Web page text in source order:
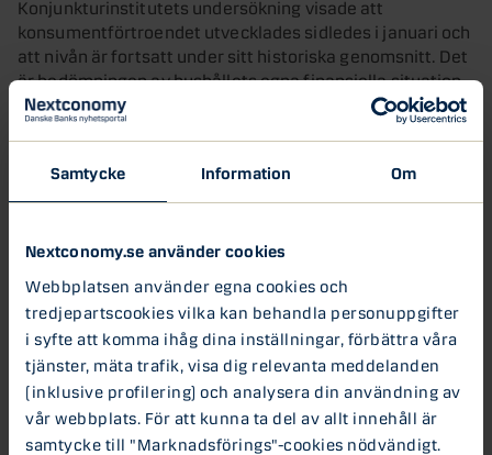
Samtycke Information Om
Nextconomy.se använder cookies
Webbplatsen använder egna cookies och
tredjepartscookies vilka kan behandla personuppgifter
i syfte att komma ihåg dina inställningar, förbättra våra
tjänster, mäta trafik, visa dig relevanta meddelanden
(inklusive profilering) och analysera din användning av
vår webbplats. För att kunna ta del av allt innehåll är
samtycke till "Marknadsförings"-cookies nödvändigt.
Konjunkturinstitutets undersökning visade att
konsumentförtroendet utvecklades sidledes i januari och
att nivån är fortsatt under sitt historiska genomsnitt. Det
är bedömningen av hushållets egna finansiella situation
och inställning till att köpa kapitalvaror som tynger
konsumentförtroendet. I takt med att ekonomin
stimulanser når hushållen finns anledning att tro att
sentimentet kommer stärkas framöver.
Goda utsikter för 2026
Ökad tillförsikt hos hushållen understödjer en starkare
utveckling av bostadsmarknaden. Förbättringen syns
redan i detaljhandelsförsäljningen och i hushållens
konsumtion. När sentimentet förbättras väntas samma
goda utveckling även nå bostadsmarknaden.